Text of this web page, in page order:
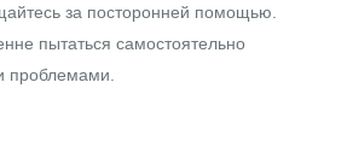
за посторонней помощью.
пытаться самостоятельно
проблемами.